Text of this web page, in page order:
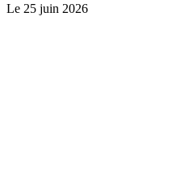
Le 25 juin 2026